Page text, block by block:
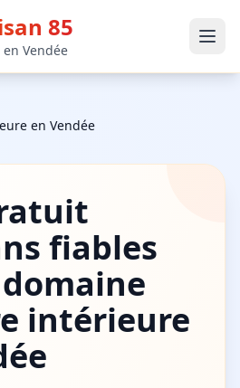
85
Vendée
en Vendée
fiables
intérieure